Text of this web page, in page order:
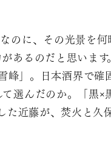
のに、その光景を何
あるのだと思います
」。日本酒界で確
選んだのか。「黒×
近藤が、焚火と久